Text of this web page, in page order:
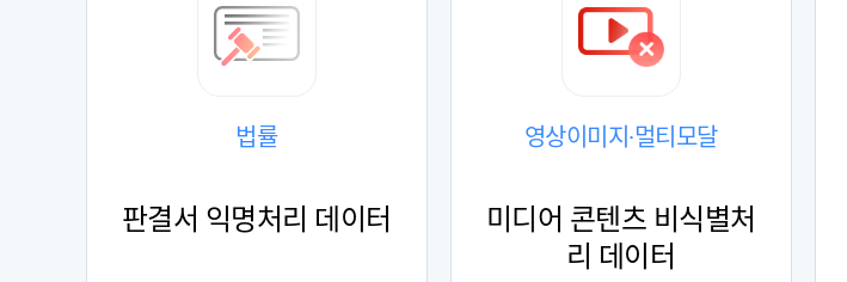
법률
판결서 익명처리 데이터
영상이미지·멀티모달
미디어 콘텐츠 비식별처
리 데이터